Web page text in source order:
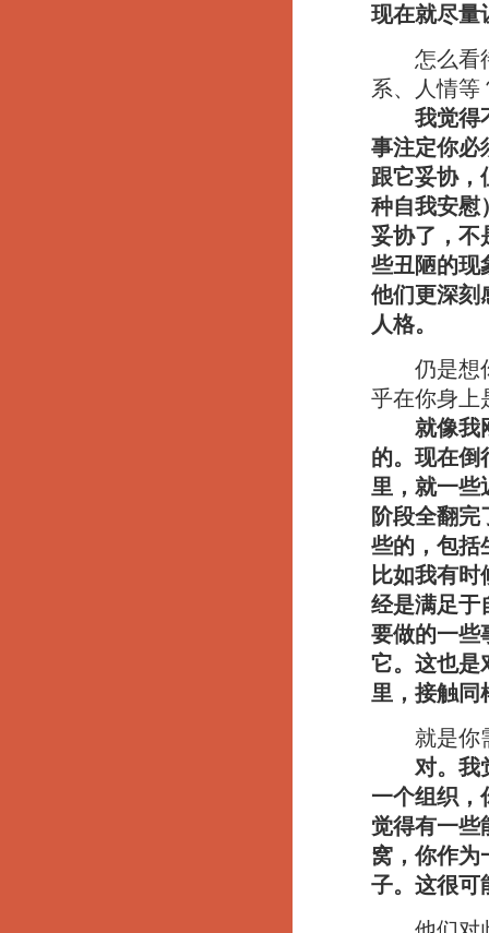
现在就尽量
怎么看待
系、人情等
我觉得
事注定你必
跟它妥协，
种自我安慰
妥协了，不
些丑陋的现
他们更深刻
人格。
仍是想你
乎在你身上
就像我
的。现在倒
里，就一些
阶段全翻
些的，包括
比如我有
经是满足于
要做的一些
它。这也是
里，接触同
就是你需
对。我
一个组织，
觉得有一些
窝，你作为
子。这很可